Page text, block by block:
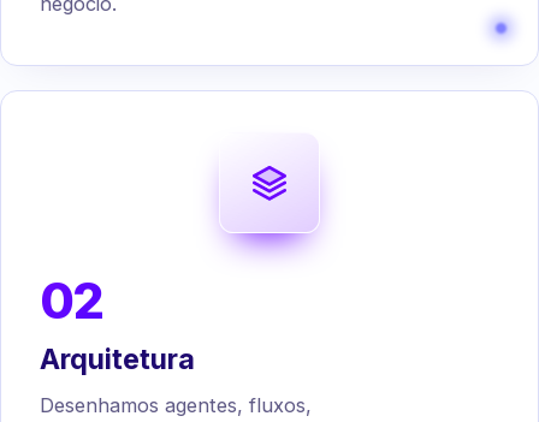
02
Arquitetura
Desenhamos agentes, fluxos,